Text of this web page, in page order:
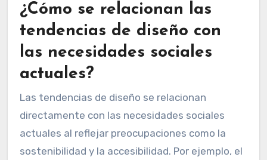
¿Cómo se relacionan las
tendencias de diseño con
las necesidades sociales
actuales?
Las tendencias de diseño se relacionan
directamente con las necesidades sociales
actuales al reflejar preocupaciones como la
sostenibilidad y la accesibilidad. Por ejemplo, el